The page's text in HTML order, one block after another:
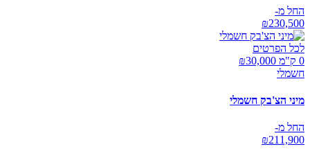
החל מ-
₪230,500
לכל הפרטים
0 ק"מ ₪
30,000
חשמלי
מיני הצ'בק חשמלי
החל מ-
₪211,900